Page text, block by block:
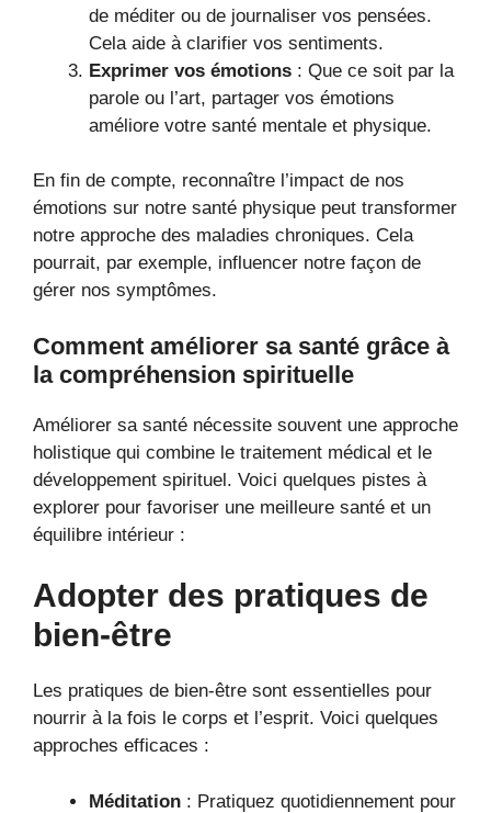
de méditer ou de journaliser vos pensées.
Cela aide à clarifier vos sentiments.
Exprimer vos émotions : Que ce soit par la
parole ou l’art, partager vos émotions
améliore votre santé mentale et physique.
En fin de compte, reconnaître l’impact de nos
émotions sur notre santé physique peut transformer
notre approche des maladies chroniques. Cela
pourrait, par exemple, influencer notre façon de
gérer nos symptômes.
Comment améliorer sa santé grâce à
la compréhension spirituelle
Améliorer sa santé nécessite souvent une approche
holistique qui combine le traitement médical et le
développement spirituel. Voici quelques pistes à
explorer pour favoriser une meilleure santé et un
équilibre intérieur :
Adopter des pratiques de
bien-être
Les pratiques de bien-être sont essentielles pour
nourrir à la fois le corps et l’esprit. Voici quelques
approches efficaces :
Méditation : Pratiquez quotidiennement pour